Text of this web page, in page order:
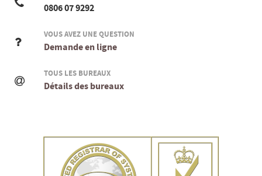
0806 07 9292
VOUS AVEZ UNE QUESTION
Demande en ligne
TOUS LES BUREAUX
Détails des bureaux